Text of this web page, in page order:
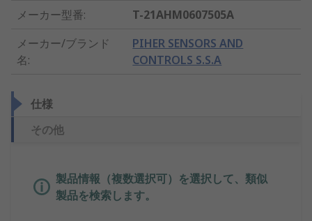
メーカー型番:
T-21AHM0607505A
メーカー/ブランド
名:
PIHER SENSORS AND
CONTROLS S.S.A
仕様
その他
製品情報（複数選択可）を選択して、類似
製品を検索します。